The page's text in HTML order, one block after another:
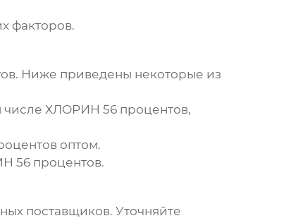
факторов.
. Ниже приведены некоторые из
числе ХЛОРИН 56 процентов,
оптом.
56 процентов.
поставщиков. Уточняйте